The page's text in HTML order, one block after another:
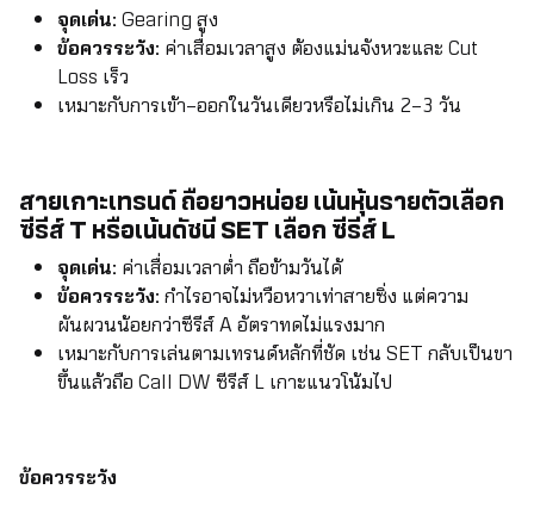
จุดเด่น:Gearing สูง
ข้อควรระวัง: ค่าเสื่อมเวลาสูง ต้องแม่นจังหวะและ Cut
Loss เร็ว
เหมาะกับการเข้า–ออกในวันเดียวหรือไม่เกิน 2–3 วัน
สายเกาะเทรนด์ ถือยาวหน่อย เน้นหุ้นรายตัวเลือก
ซีรีส์ T หรือเน้นดัชนี SET เลือก ซีรีส์ L
จุดเด่น: ค่าเสื่อมเวลาต่ำ ถือข้ามวันได้
ข้อควรระวัง:กำไรอาจไม่หวือหวาเท่าสายซิ่ง แต่ความ
ผันผวนน้อยกว่าซีรีส์ A อัตราทดไม่แรงมาก
เหมาะกับการเล่นตามเทรนด์หลักที่ชัด เช่น SET กลับเป็นขา
ขึ้นแล้วถือ Call DW ซีรีส์ L เกาะแนวโน้มไป
ข้อควรระวัง